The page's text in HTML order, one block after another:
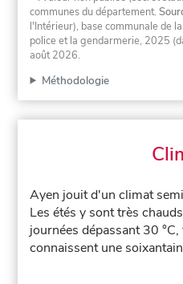
communes du département.
l'Intérieur), base communale de
police et la gendarmerie, 2025
août 2026.
Méthodologie
Ayen jouit d'un climat
Les étés y sont très
journées dépassant 30
connaissent une